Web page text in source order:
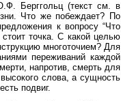
Бер­ггольц (текст см. в
Что же побеждает? По
к вопросу “Что
стоит точка. С какой целью
многоточием? Для
переживаний каждой
напротив, смерть для
слова, а сущность
подвиг.